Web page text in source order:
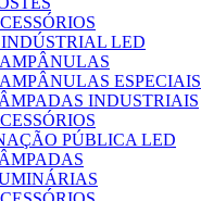
LED
ESPECIAIS
INDUSTRIAIS
PÚBLICA LED